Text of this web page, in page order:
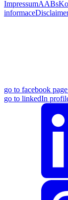
ImpressumAABs
informace
go to facebook page
go to linkedIn